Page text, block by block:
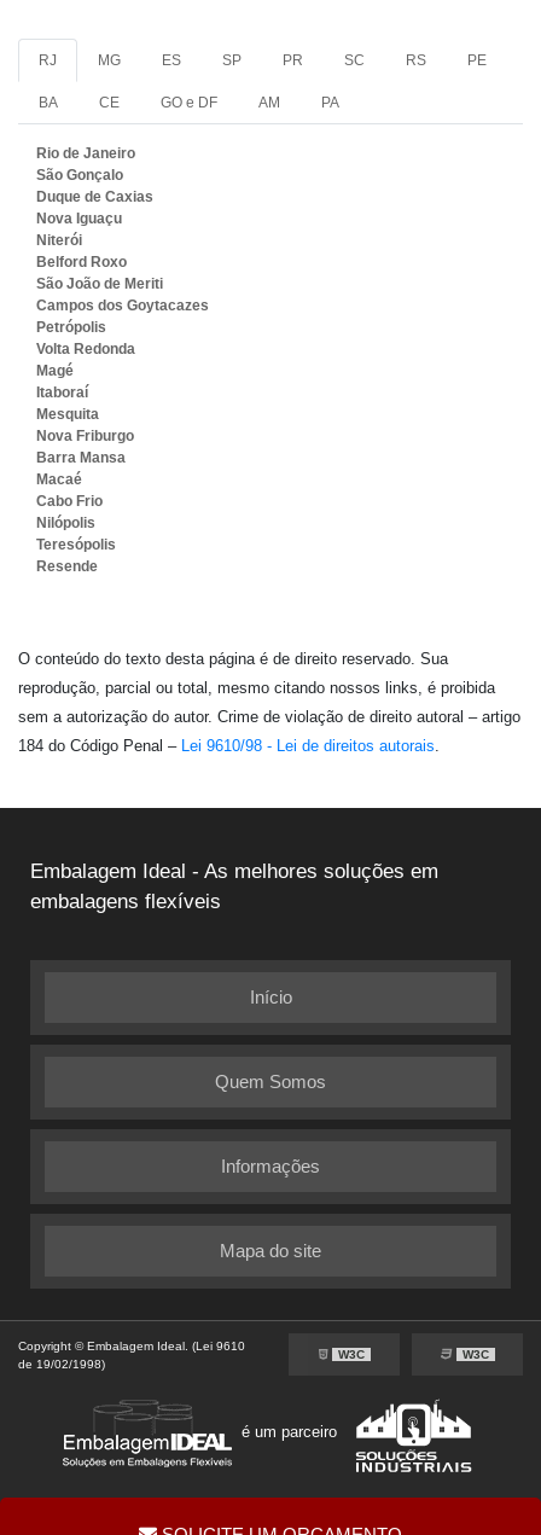
RJ MG ES SP PR SC RS PE
BA CE GO e DF AM PA
Rio de Janeiro
São Gonçalo
Duque de Caxias
Nova Iguaçu
Niterói
Belford Roxo
São João de Meriti
Campos dos Goytacazes
Petrópolis
Volta Redonda
Magé
Itaboraí
Mesquita
Nova Friburgo
Barra Mansa
Macaé
Cabo Frio
Nilópolis
Teresópolis
Resende
O conteúdo do texto desta página é de direito reservado. Sua
reprodução, parcial ou total, mesmo citando nossos links, é proibida
sem a autorização do autor. Crime de violação de direito autoral – artigo
184 do Código Penal – Lei 9610/98 - Lei de direitos autorais.
Embalagem Ideal - As melhores soluções em
embalagens flexíveis
Início
Quem Somos
Informações
Mapa do site
Copyright © Embalagem Ideal. (Lei 9610
de 19/02/1998)
W3C W3C
é um parceiro